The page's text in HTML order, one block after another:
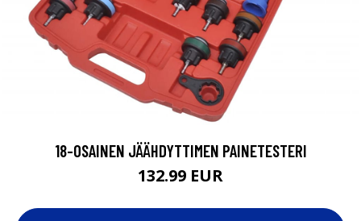
18-OSAINEN JÄÄHDYTTIMEN PAINETESTERI
132.99 EUR